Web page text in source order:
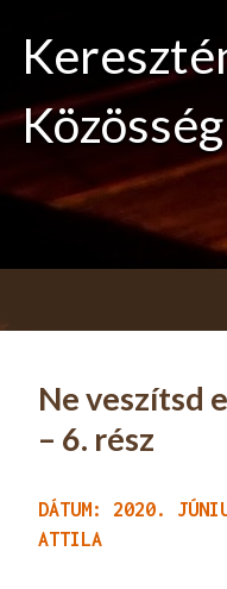
Közösség
Ne veszítsd
– 6. rész
DÁTUM: 2020.
ATTILA